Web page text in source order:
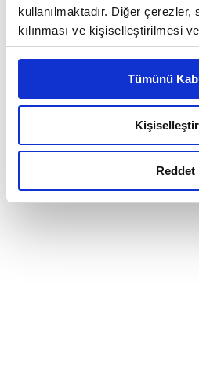
kullanılmaktadır. Diğer
kılınması ve kişiselleştirilmesi
reklam/pazarlama faaliyetlerinin
Çerezlere ilişkin tercihlerinizi
belirleyebilirsiniz. Çerezlere
Ayarlar butonuna tıklayabilir,
Metnimizi ziyaret edebilirsiniz.
okumak ve sitemizi ziyaretiniz
Tümünü
Kişiselleştir
Reddet